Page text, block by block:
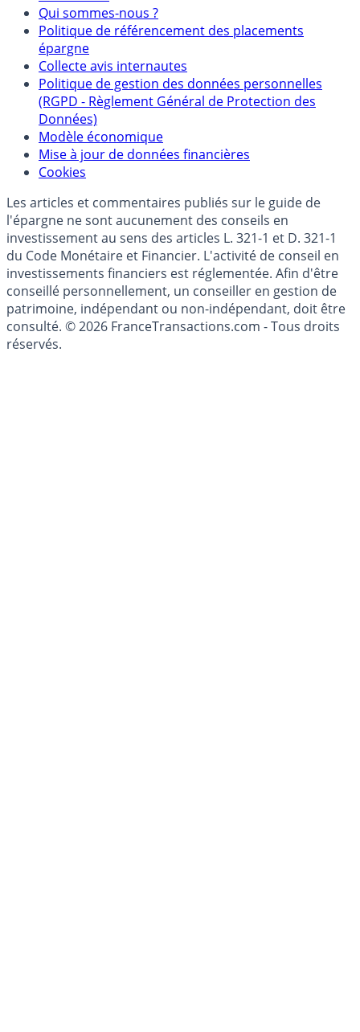
Mentions légales et Conditions d’utilisation
Partenaires
Qui sommes-nous ?
Politique de référencement des placements
épargne
Collecte avis internautes
Politique de gestion des données personnelles
(RGPD - Règlement Général de Protection des
Données)
Modèle économique
Cookies
Les articles et commentaires publiés sur le guide de
l'épargne ne sont aucunement des conseils en
investissement au sens des articles L. 321-1 et D. 321-1
du Code Monétaire et Financier. L'activité de conseil en
investissements financiers est réglementée. Afin d'être
conseillé personnellement, un conseiller en gestion de
patrimoine, indépendant ou non-indépendant, doit être